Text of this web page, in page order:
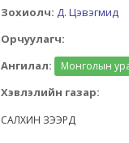
Зохиолч: Д. Цэвэгмид
Орчуулагч:
Ангилал:
Монголын
Хэвлэлийн газар:
САЛХИН ЗЭЭРД